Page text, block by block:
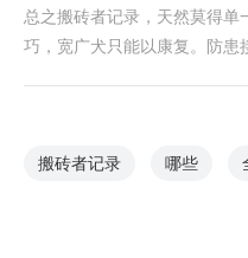
总之搬砖者记录，天然莫得单
巧，宽广犬只能以康复。防患
搬砖者记录 哪些